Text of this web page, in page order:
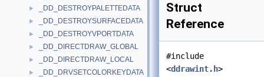
► _DD_DESTROYPALETTEDATA
► _DD_DESTROYSURFACEDATA
► _DD_DESTROYVPORTDATA
► _DD_DIRECTDRAW_GLOBAL
► _DD_DIRECTDRAW_LOCAL
► _DD_DRVSETCOLORKEYDATA
Struct
Reference
#include
<ddrawint.h>